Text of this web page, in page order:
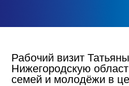
Рабочий визит
Нижегородскую
семей и молодёжи в